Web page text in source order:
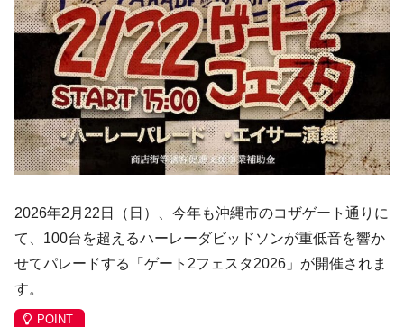
2026年2月22日（日）、今年も沖縄市のコザゲート通りに
て、100台を超えるハーレーダビッドソンが重低音を響か
せてパレードする「ゲート2フェスタ2026」が開催されま
す。